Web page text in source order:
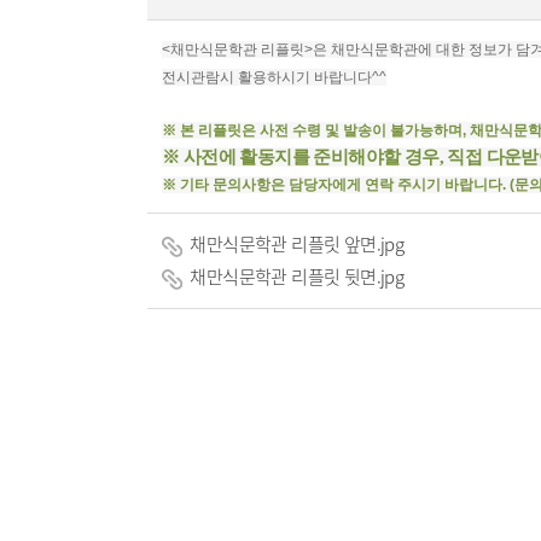
<채만식문학관 리플릿>은 채만식문학관에 대한 정보가 담
전시관람시 활용하시기 바랍니다^^
※ 본 리플릿은 사전 수령 및 발송이 불가능하며, 채만식문
※ 사전에 활동지를 준비해야할 경우, 직접 다운
※ 기타 문의사항은 담당자에게 연락 주시기 바랍니다. (문
채만식문학관 리플릿 앞면.jpg
채만식문학관 리플릿 뒷면.jpg